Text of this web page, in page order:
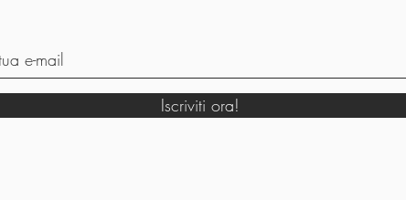
Iscriviti ora!